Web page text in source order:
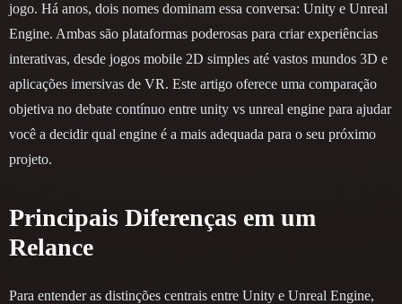
jogo. Há anos, dois nomes dominam essa conversa: Unity e Unreal
Engine. Ambas são plataformas poderosas para criar experiências
interativas, desde jogos mobile 2D simples até vastos mundos 3D e
aplicações imersivas de VR. Este artigo oferece uma comparação
objetiva no debate contínuo entre unity vs unreal engine para ajudar
você a decidir qual engine é a mais adequada para o seu próximo
projeto.
Principais Diferenças em um
Relance
Para entender as distinções centrais entre Unity e Unreal Engine,